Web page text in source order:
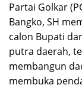
Partai Golkar
Bangko, SH
calon Bupati
putra daerah,
membangun
membuka